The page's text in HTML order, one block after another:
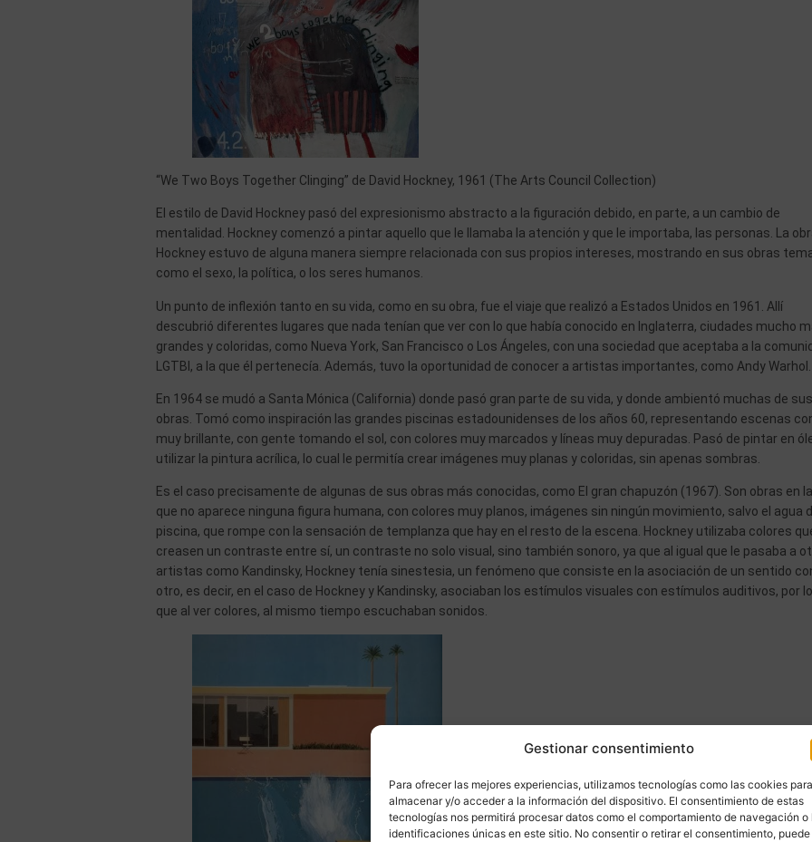
Gestionar consentimiento
Para ofrecer las mejores experiencias, utilizamos tecnologías como las cookies para
almacenar y/o acceder a la información del dispositivo. El consentimiento de estas
tecnologías nos permitirá procesar datos como el comportamiento de navegación o
identificaciones únicas en este sitio. No consentir o retirar el consentimiento, puede
“We Two Boys Together Clinging” de David Hockney, 1961 (The Arts Council Collection)
El estilo de David Hockney pasó del expresionismo abstracto a la figuración debido, en parte, a un cambio de
mentalidad. Hockney comenzó a pintar aquello que le llamaba la atención y que le importaba, las personas. La
Hockney estuvo de alguna manera siempre relacionada con sus propios intereses, mostrando en sus obras
como el sexo, la política, o los seres humanos.
Un punto de inflexión tanto en su vida, como en su obra, fue el viaje que realizó a Estados Unidos en 1961. Allí
descubrió diferentes lugares que nada tenían que ver con lo que había conocido en Inglaterra, ciudades mucho
grandes y coloridas, como Nueva York, San Francisco o Los Ángeles, con una sociedad que aceptaba a la
LGTBI, a la que él pertenecía. Además, tuvo la oportunidad de conocer a artistas importantes, como Andy Warhol.
En 1964 se mudó a Santa Mónica (California) donde pasó gran parte de su vida, y donde ambientó muchas de sus
obras. Tomó como inspiración las grandes piscinas estadounidenses de los años 60, representando escenas
muy brillante, con gente tomando el sol, con colores muy marcados y líneas muy depuradas. Pasó de pintar en
utilizar la pintura acrílica, lo cual le permitía crear imágenes muy planas y coloridas, sin apenas sombras.
Es el caso precisamente de algunas de sus obras más conocidas, como El gran chapuzón (1967). Son obras en
que no aparece ninguna figura humana, con colores muy planos, imágenes sin ningún movimiento, salvo el agua
piscina, que rompe con la sensación de templanza que hay en el resto de la escena. Hockney utilizaba colores
creasen un contraste entre sí, un contraste no solo visual, sino también sonoro, ya que al igual que le pasaba a
artistas como Kandinsky, Hockney tenía sinestesia, un fenómeno que consiste en la asociación de un sentido
otro, es decir, en el caso de Hockney y Kandinsky, asociaban los estímulos visuales con estímulos auditivos, por lo
que al ver colores, al mismo tiempo escuchaban sonidos.